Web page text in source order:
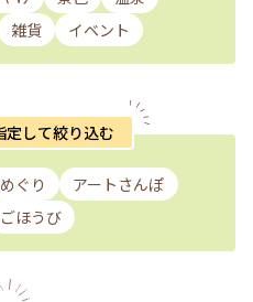
雑貨 イベント
定して絞り込む
ぐり
アートさんぽ
ごほうび